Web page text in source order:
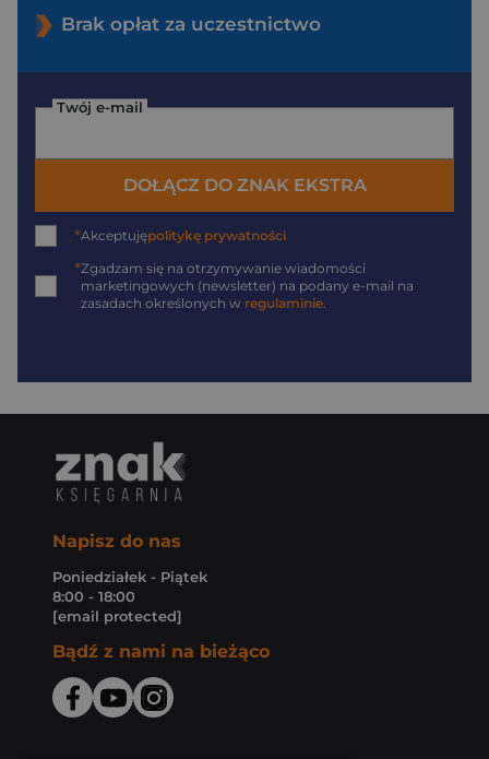
Brak opłat za uczestnictwo
Twój e-mail
DOŁĄCZ DO ZNAK EKSTRA
*Akceptujępolitykę prywatności
*Zgadzam się na otrzymywanie wiadomości
marketingowych (newsletter) na podany e-mail na
zasadach określonych w regulaminie.
Napisz do nas
Poniedziałek - Piątek
8:00 - 18:00
[email protected]
Bądź z nami na bieżąco